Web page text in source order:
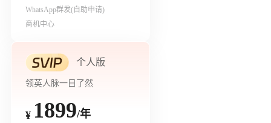
WhatsApp群发(自助申请)
商机中心
个人版
领英人脉一目了然
¥ 1899/年